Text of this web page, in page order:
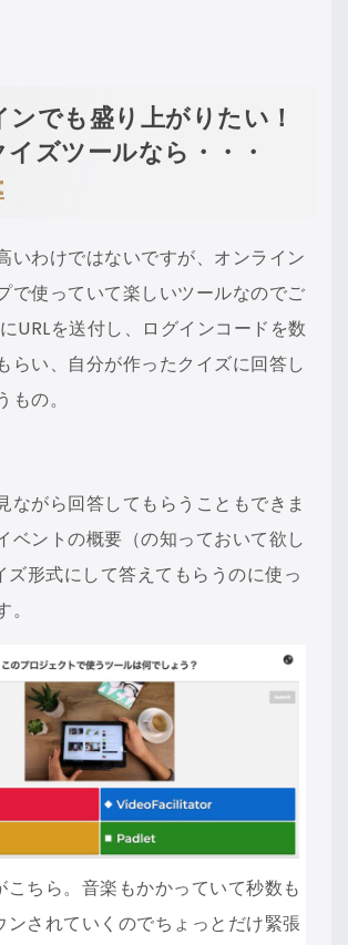
でも盛り上がりたい！
ズツールなら・・・
いわけではないですが、オンライン
で使っていて楽しいツールなのでご
URLを送付し、ログインコードを数
らい、自分が作ったクイズに回答し
の。
ながら回答してもらうこともできま
ベントの概要（の知っておいて欲し
形式にして答えてもらうのに使っ
こちら。音楽もかかっていて秒数も
ンされていくのでちょっとだけ緊張